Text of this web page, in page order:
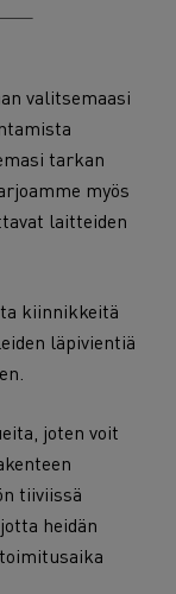
valitsemaasi
tarkan
myös
laitteiden
kiinnikkeitä
läpivientiä
joten voit
tiiviissä
heidän